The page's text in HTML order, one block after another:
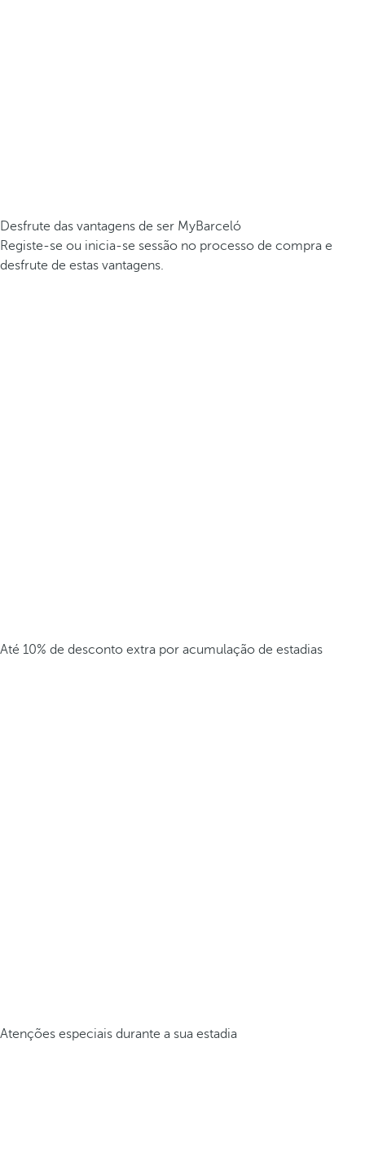
Desfrute das vantagens de ser MyBarceló
Registe-se ou inicia-se sessão no processo de compra e
desfrute de estas vantagens.
Até 10% de desconto extra por acumulação de estadias
Atenções especiais durante a sua estadia